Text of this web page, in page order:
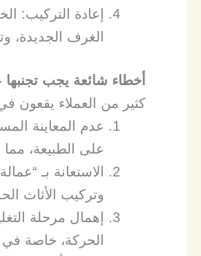
​إعادة التركيب:
الغرف الجديدة،
أخطاء شائعة يجب تجنبها
​كثير من العملاء يقعون
​عدم المعاينة
على الطبيعة،
​الاستعانة بـ
وتركيب الأثاث
​إهمال مرحلة
الحركة، خاصة في